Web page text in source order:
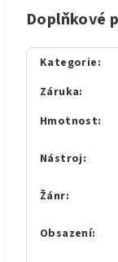
Doplňkové
Kategorie:
Záruka:
Hmotnost:
Nástroj:
Žánr:
Obsazení: